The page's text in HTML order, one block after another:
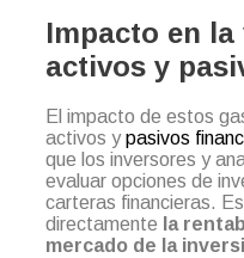
Impacto en
activos y
El impacto de estos
activos ypasivos
que los inversores y
evaluar opciones de
carteras financieras.
directamente la
mercado de la